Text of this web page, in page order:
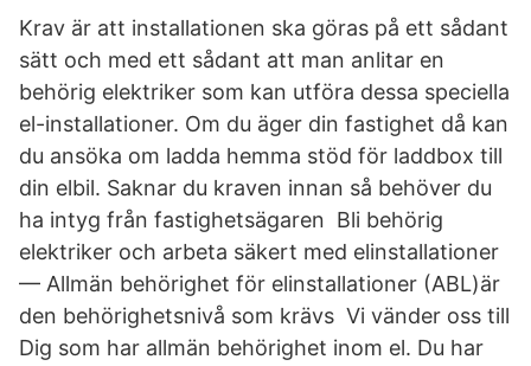
Krav är att installationen ska göras på ett sådant
sätt och med ett sådant att man anlitar en
behörig elektriker som kan utföra dessa speciella
el-installationer. Om du äger din fastighet då kan
du ansöka om ladda hemma stöd för laddbox till
din elbil. Saknar du kraven innan så behöver du
ha intyg från fastighetsägaren Bli behörig
elektriker och arbeta säkert med elinstallationer
— Allmän behörighet för elinstallationer (ABL)är
den behörighetsnivå som krävs Vi vänder oss till
Dig som har allmän behörighet inom el. Du har